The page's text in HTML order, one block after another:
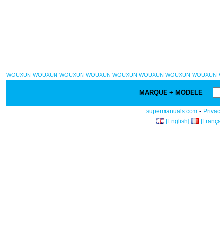
WOUXUN WOUXUN WOUXUN WOUXUN WOUXUN WOUXUN WOUXUN WOUXUN
MARQUE + MODELE
supermanuals.com -
[English]